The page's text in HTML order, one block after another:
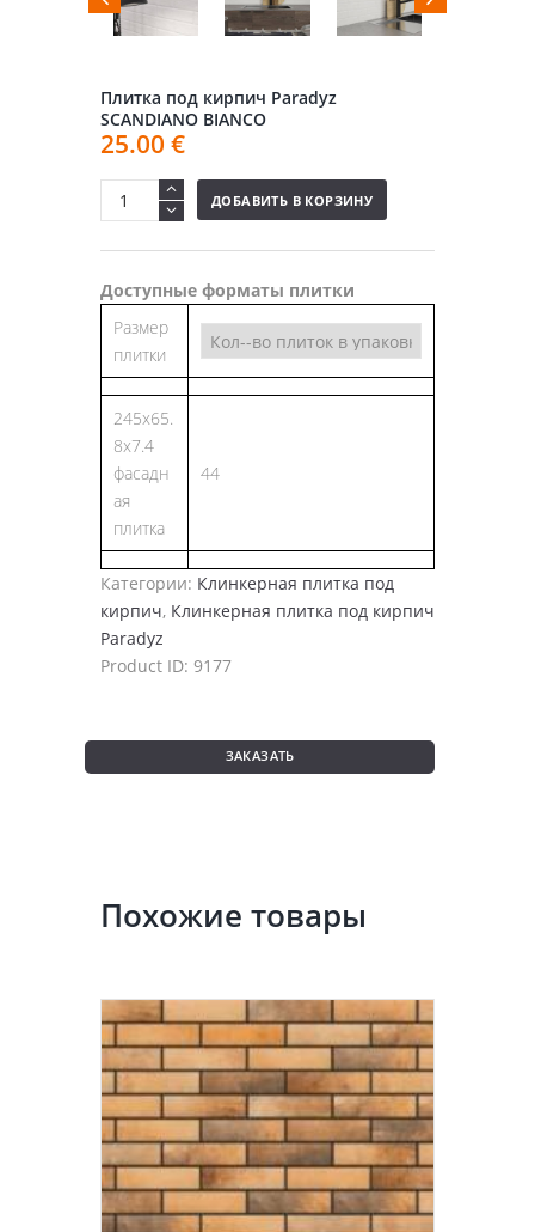
Плитка под кирпич Paradyz
SCANDIANO BIANCO
25.00 €
ДОБАВИТЬ В КОРЗИНУ
Доступные форматы плитки
Размер
плитки
245х65.
8х7.4
фасадн
ая
плитка
44
Категории: Клинкерная плитка под
кирпич, Клинкерная плитка под кирпич
Paradyz
Product ID: 9177
ЗАКАЗАТЬ
Похожие товары